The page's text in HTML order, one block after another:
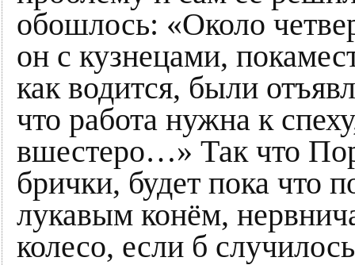
обошлось: «Около
он с кузнецами,
как водится, были
что работа нужна к
вшестеро…» Так что
брички, будет пока что
лукавым конём,
колесо, если б